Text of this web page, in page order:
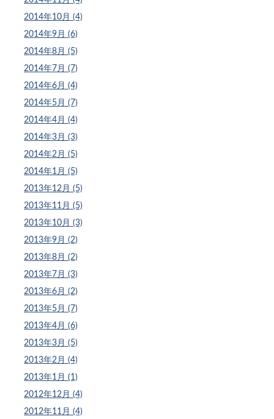
2014年10月 (4)
2014年9月 (6)
2014年8月 (5)
2014年7月 (7)
2014年6月 (4)
2014年5月 (7)
2014年4月 (4)
2014年3月 (3)
2014年2月 (5)
2014年1月 (5)
2013年12月 (5)
2013年11月 (5)
2013年10月 (3)
2013年9月 (2)
2013年8月 (2)
2013年7月 (3)
2013年6月 (2)
2013年5月 (7)
2013年4月 (6)
2013年3月 (5)
2013年2月 (4)
2013年1月 (1)
2012年12月 (4)
2012年11月 (4)